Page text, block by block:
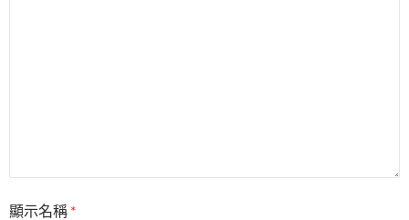
顯示名稱 *